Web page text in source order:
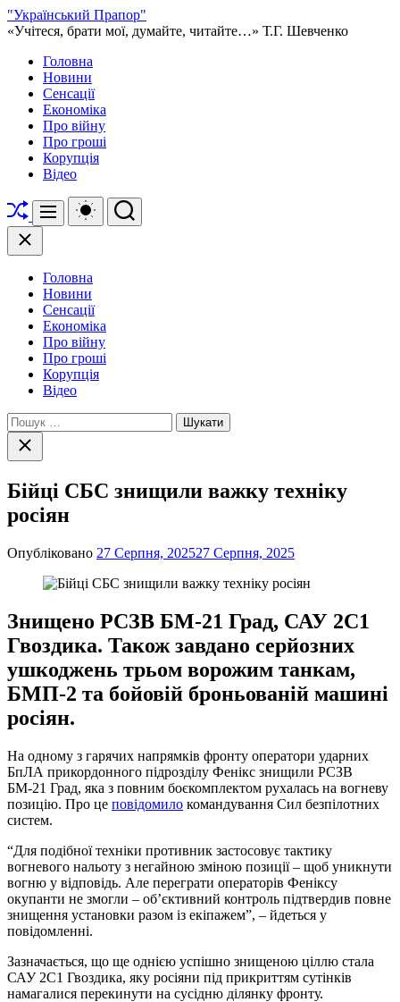
Перейти
до
"Український Прапор"
«Учітеся, брати мої, думайте, читайте…» Т.Г. Шевченко
Головна
Новини
Сенсації
Економіка
Про війну
Про гроші
Корупція
Відео
Перетасувати
Меню
Перемикач
кольорового
Пошук
Закрити
Головна
Новини
Сенсації
Економіка
Про війну
Про гроші
Корупція
Відео
Пошук:
Закрити
пошук
Бійці СБС знищили важку техніку
росіян
Опубліковано 27 Серпня, 202527 Серпня, 2025
Знищено РСЗВ БМ-21 Град, САУ 2С1
Гвоздика. Також завдано серйозних
ушкоджень трьом ворожим танкам,
БМП-2 та бойовій броньованій машині
росіян.
На одному з гарячих напрямків фронту оператори ударних
БпЛА прикордонного підрозділу Фенікс знищили РСЗВ
БМ-21 Град, яка з повним боєкомплектом рухалась на вогневу
позицію. Про це повідомило командування Сил безпілотних
систем.
“Для подібної техніки противник застосовує тактику
вогневого нальоту з негайною зміною позиції – щоб уникнути
вогню у відповідь. Але переграти операторів Феніксу
окупанти не змогли – об’єктивний контроль підтвердив повне
знищення установки разом із екіпажем”, – йдеться у
повідомленні.
Зазначається, що ще однією успішно знищеною ціллю стала
САУ 2С1 Гвоздика, яку росіяни під прикриттям сутінків
намагалися перекинути на сусідню ділянку фронту.